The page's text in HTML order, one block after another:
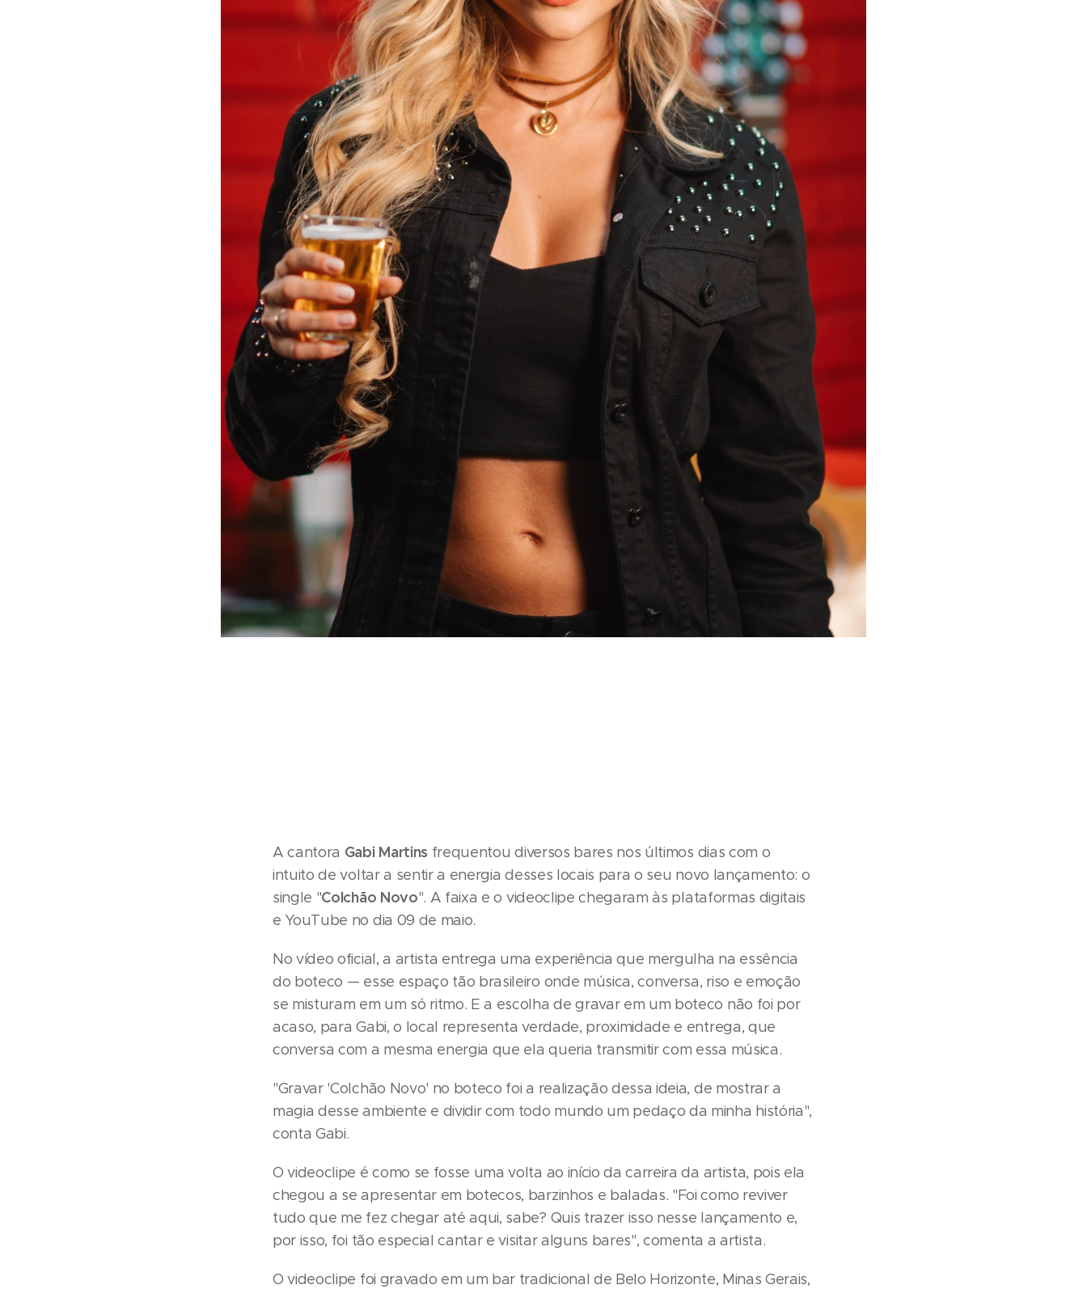
A cantora Gabi Martins frequentou diversos bares nos últimos dias com o
intuito de voltar a sentir a energia desses locais para o seu novo lançamento: o
single "Colchão Novo". A faixa e o videoclipe chegaram às plataformas digitais
e YouTube no dia 09 de maio.
No vídeo oficial, a artista entrega uma experiência que mergulha na essência
do boteco — esse espaço tão brasileiro onde música, conversa, riso e emoção
se misturam em um só ritmo. E a escolha de gravar em um boteco não foi por
acaso, para Gabi, o local representa verdade, proximidade e entrega, que
conversa com a mesma energia que ela queria transmitir com essa música.
"Gravar 'Colchão Novo' no boteco foi a realização dessa ideia, de mostrar a
magia desse ambiente e dividir com todo mundo um pedaço da minha história",
conta Gabi.
O videoclipe é como se fosse uma volta ao início da carreira da artista, pois ela
chegou a se apresentar em botecos, barzinhos e baladas. "Foi como reviver
tudo que me fez chegar até aqui, sabe? Quis trazer isso nesse lançamento e,
por isso, foi tão especial cantar e visitar alguns bares", comenta a artista.
O videoclipe foi gravado em um bar tradicional de Belo Horizonte, Minas Gerais,